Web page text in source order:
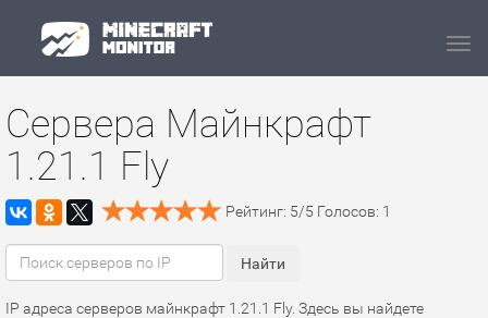
Сервера Майнкрафт
1.21.1 Fly
Рейтинг: 5/5 Голосов: 1
IP адреса серверов майнкрафт 1.21.1 Fly. Здесь вы найдете